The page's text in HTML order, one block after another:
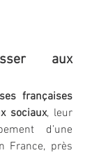
aux
françaises
sociaux, leur
d’une
France, près